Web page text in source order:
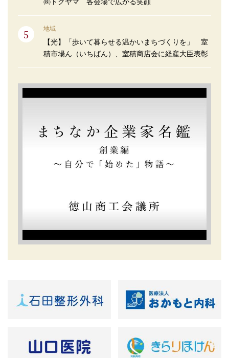
㈱トクヤマ 各会場で広がる笑顔
地域
【光】「歩いて暮らせる温かいまちづくりを」 室
積市場ん（いちばん）、室積商店会に経産大臣表彰